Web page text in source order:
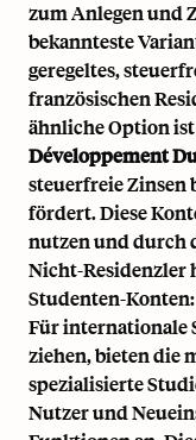
zum Anlegen und
bekannteste
geregeltes,
französischen
ähnliche Option ist
Développement
steuerfreie Zinsen
fördert. Diese
nutzen und durch
Nicht-Residenzler
Studenten-
Für internationale
ziehen, bieten die
spezialisierte
Nutzer und